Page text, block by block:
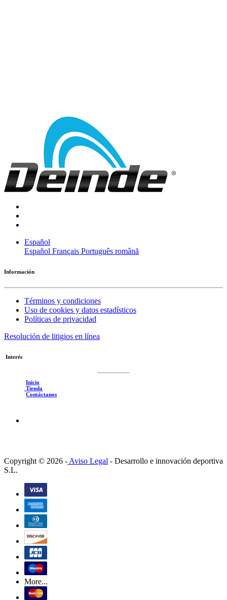
Español
Español Français Português română
Información
Términos y condiciones
Uso de cookies y datos estadísticos
Políticas de privacidad
Resolución de litigios en línea
Interés
Inicio
Tienda
Contáctanos
Copyright © 2026 - Aviso Legal - Desarrollo e innovación deportiva
S.L.
More...